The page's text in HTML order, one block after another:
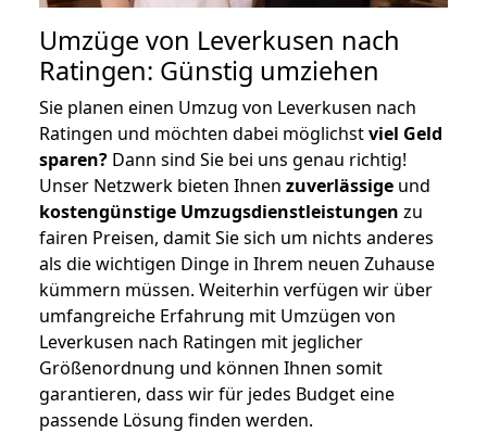
Umzüge von Leverkusen nach
Ratingen: Günstig umziehen
Sie planen einen Umzug von Leverkusen nach
Ratingen und möchten dabei möglichstviel Geld
sparen? Dann sind Sie bei uns genau richtig!
Unser Netzwerk bieten Ihnen zuverlässige und
kostengünstige Umzugsdienstleistungen zu
fairen Preisen, damit Sie sich um nichts anderes
als die wichtigen Dinge in Ihrem neuen Zuhause
kümmern müssen. Weiterhin verfügen wir über
umfangreiche Erfahrung mit Umzügen von
Leverkusen nach Ratingen mit jeglicher
Größenordnung und können Ihnen somit
garantieren, dass wir für jedes Budget eine
passende Lösung finden werden.